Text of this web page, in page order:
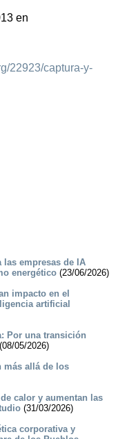
en
22923/captura-y-
las empresas de IA
energético (23/06/2026)
impacto en el
artificial
Por una transición
(08/05/2026)
más allá de los
calor y aumentan las
(31/03/2026)
corporativa y